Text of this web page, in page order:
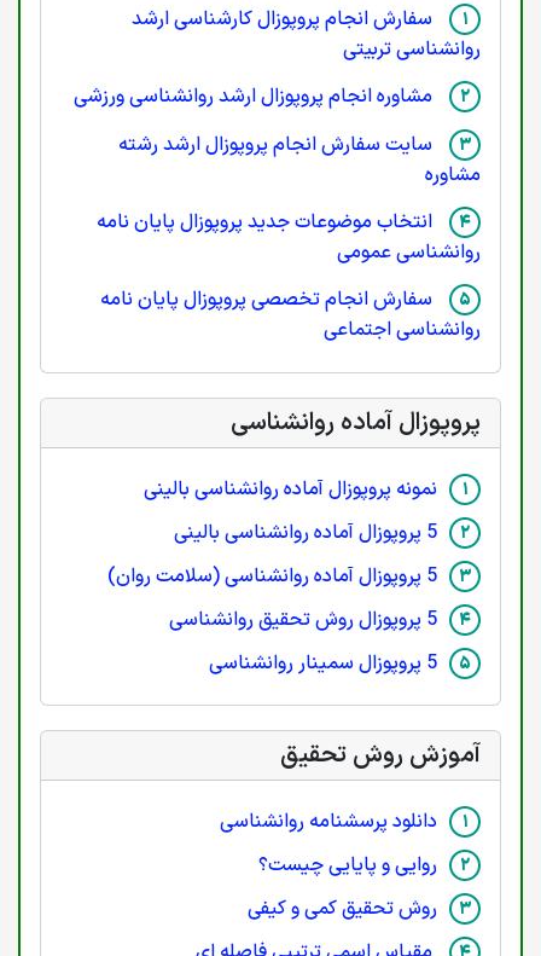
سفارش انجام پروپوزال کارشناسی ارشد
روانشناسی تربیتی
مشاوره انجام پروپوزال ارشد روانشناسی ورزشی
سایت سفارش انجام پروپوزال ارشد رشته
مشاوره
انتخاب موضوعات جدید پروپوزال پایان نامه
روانشناسی عمومی
سفارش انجام تخصصی پروپوزال پایان نامه
روانشناسی اجتماعی
پروپوزال آماده روانشناسی
نمونه پروپوزال آماده روانشناسی بالینی
5 پروپوزال آماده روانشناسی بالینی
5 پروپوزال آماده روانشناسی (سلامت روان)
5 پروپوزال روش تحقیق روانشناسی
5 پروپوزال سمینار روانشناسی
آموزش روش تحقیق
دانلود پرسشنامه روانشناسی
روایی و پایایی چیست؟
روش تحقیق کمی و کیفی